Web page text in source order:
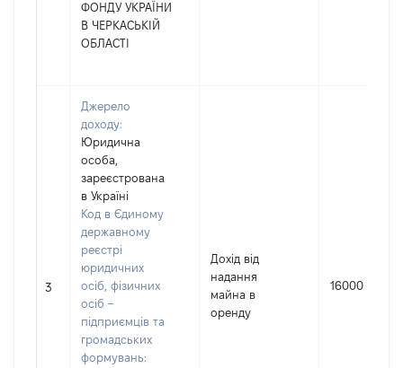
ФОНДУ УКРАЇНИ
В ЧЕРКАСЬКІЙ
ОБЛАСТІ
3
Джерело
доходу:
Юридична
особа,
зареєстрована
в Україні
Код в Єдиному
державному
реєстрі
юридичних
осіб, фізичних
осіб –
підприємців та
громадських
формувань:
Дохід від
надання
майна в
оренду
16000